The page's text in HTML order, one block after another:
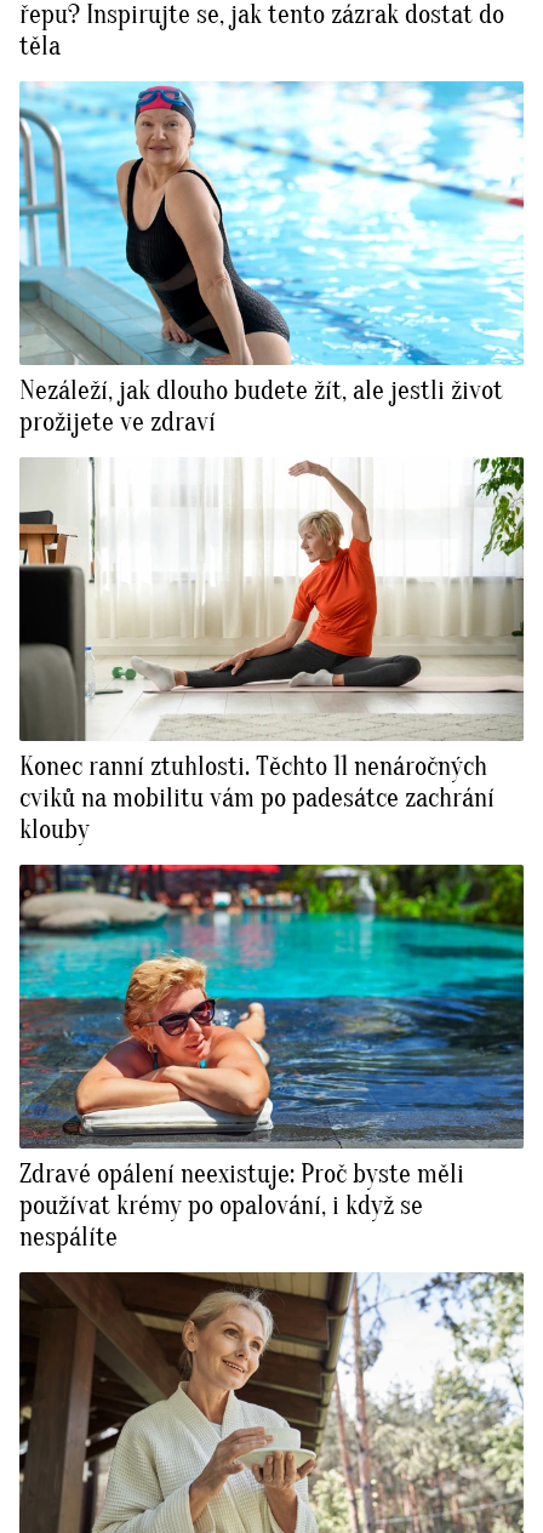
řepu? Inspirujte se, jak tento zázrak dostat do
těla
Nezáleží, jak dlouho budete žít, ale jestli život
prožijete ve zdraví
Konec ranní ztuhlosti. Těchto 11 nenáročných
cviků na mobilitu vám po padesátce zachrání
klouby
Zdravé opálení neexistuje: Proč byste měli
používat krémy po opalování, i když se
nespálíte